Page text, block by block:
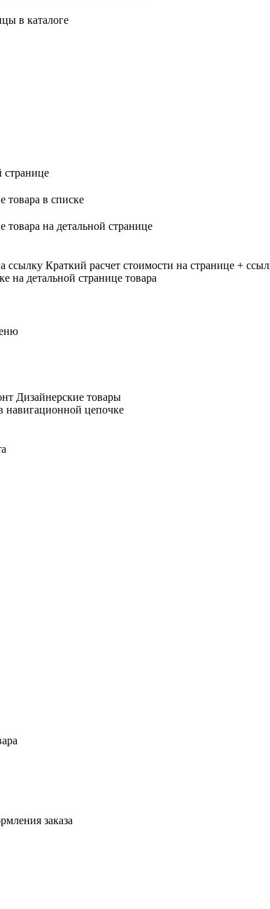
в каталоге
странице
товара в списке
товара на детальной странице
ссылку Краткий расчет стоимости на странице +
детальной странице товара
Дизайнерские товары
навигационной цепочке
заказа